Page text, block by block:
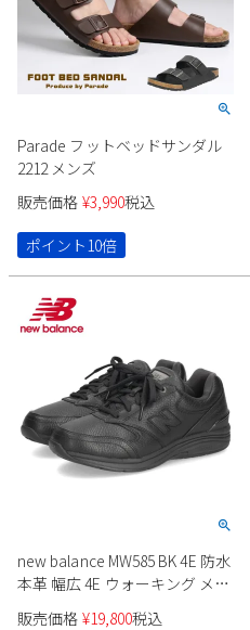
Parade フットベッドサンダル
2212 メンズ
販売価格 ¥3,990税込
ポイント10倍
new balance MW585 BK 4E 防水
本革 幅広 4E ウォーキング メン
ズ
販売価格 ¥19,800税込